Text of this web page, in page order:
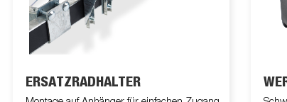
ERSATZRADHALTER